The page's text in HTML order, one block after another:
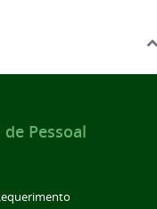
Pessoal